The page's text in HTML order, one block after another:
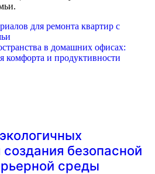
для ремонта квартир с
в домашних офисах:
комфорта и продуктивности
безопасной
среды